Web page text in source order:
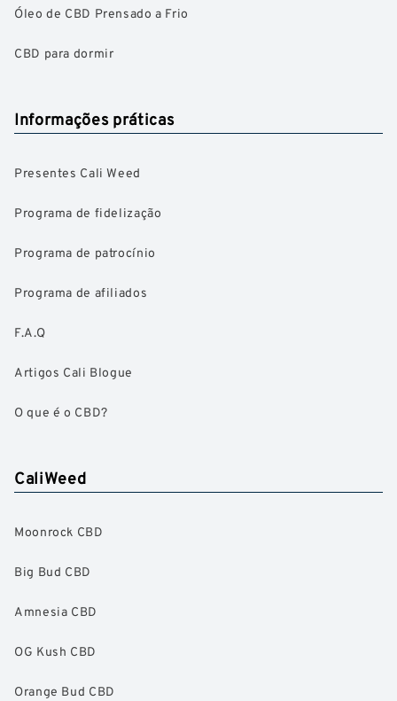
Óleo de CBD Prensado a Frio
CBD para dormir
Informações práticas
Presentes Cali Weed
Programa de fidelização
Programa de patrocínio
Programa de afiliados
F.A.Q
Artigos Cali Blogue
O que é o CBD?
CaliWeed
Moonrock CBD
Big Bud CBD
Amnesia CBD
OG Kush CBD
Orange Bud CBD